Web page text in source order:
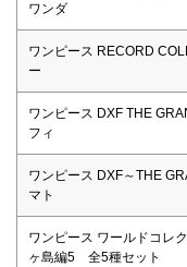
ワンダ
ワンピース RECORD
ー
ワンピース DXF THE
フィ
ワンピース DXF～THE
マト
ワンピース ワールドコレ
ヶ島編5 全5種セット